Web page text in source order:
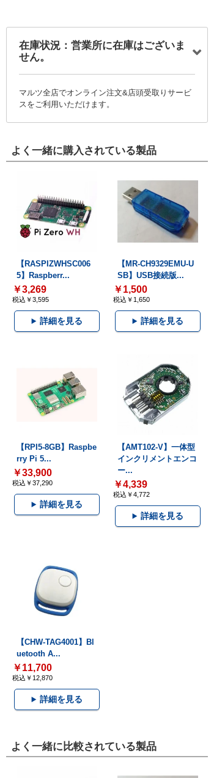
在庫状況：営業所に在庫はございま
せん。
マルツ全店でオンライン注文&店頭受取りサービ
スをご利用いただけます。
よく一緒に購入されている製品
【RASPIZWHSC006
5】Raspberr...
￥3,269
税込￥3,595
詳細を見る
【MR-CH9329EMU-U
SB】USB接続版...
￥1,500
税込￥1,650
詳細を見る
【RPI5-8GB】Raspbe
rry Pi 5...
￥33,900
税込￥37,290
詳細を見る
【AMT102-V】一体型
インクリメントエンコ
ー...
￥4,339
税込￥4,772
詳細を見る
【CHW-TAG4001】Bl
uetooth A...
￥11,700
税込￥12,870
詳細を見る
よく一緒に比較されている製品